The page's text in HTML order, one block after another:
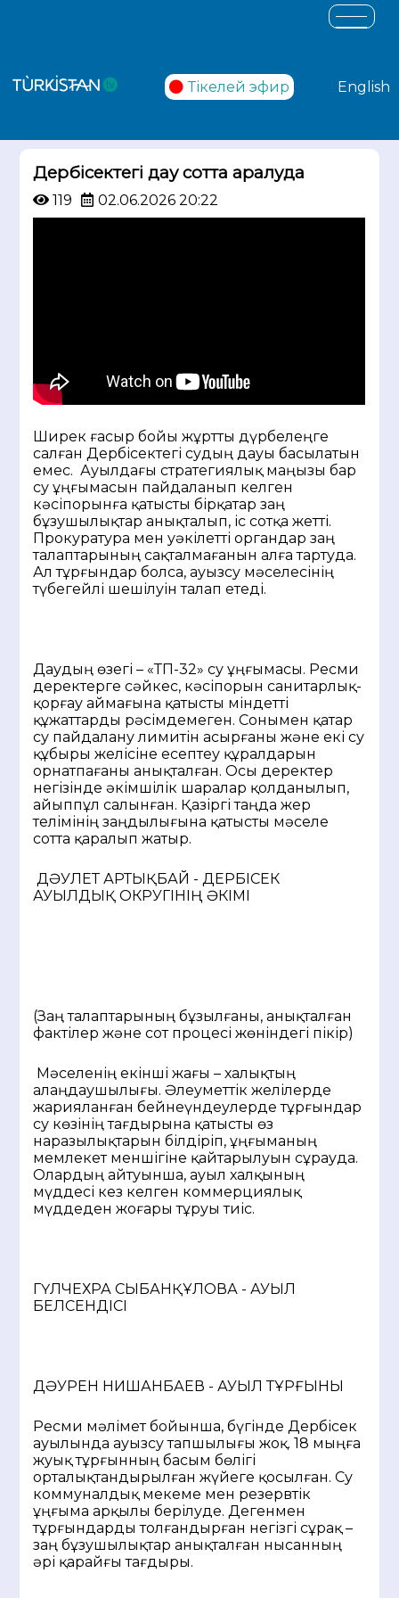
Тікелей эфир English
Дербісектегі дау сотта қаралуда
119 02.06.2026 20:22
Ширек ғасыр бойы жұртты дүрбелеңге
салған Дербісектегі судың дауы басылатын
емес. Ауылдағы стратегиялық маңызы бар
су ұңғымасын пайдаланып келген
кәсіпорынға қатысты бірқатар заң
бұзушылықтар анықталып, іс сотқа жетті.
Прокуратура мен уәкілетті органдар заң
талаптарының сақталмағанын алға тартуда.
Ал тұрғындар болса, ауызсу мәселесінің
түбегейлі шешілуін талап етеді.
Даудың өзегі – «ТП-32» су ұңғымасы. Ресми
деректерге сәйкес, кәсіпорын санитарлық-
қорғау аймағына қатысты міндетті
құжаттарды рәсімдемеген. Сонымен қатар
су пайдалану лимитін асырғаны және екі су
құбыры желісіне есептеу құралдарын
орнатпағаны анықталған. Осы деректер
негізінде әкімшілік шаралар қолданылып,
айыппұл салынған. Қазіргі таңда жер
телімінің заңдылығына қатысты мәселе
сотта қаралып жатыр.
ДӘУЛЕТ АРТЫҚБАЙ - ДЕРБІСЕК
АУЫЛДЫҚ ОКРУГІНІҢ ӘКІМІ
(Заң талаптарының бұзылғаны, анықталған
фактілер және сот процесі жөніндегі пікір)
Мәселенің екінші жағы – халықтың
алаңдаушылығы. Әлеуметтік желілерде
жарияланған бейнеүндеулерде тұрғындар
су көзінің тағдырына қатысты өз
наразылықтарын білдіріп, ұңғыманың
мемлекет меншігіне қайтарылуын сұрауда.
Олардың айтуынша, ауыл халқының
мүддесі кез келген коммерциялық
мүддеден жоғары тұруы тиіс.
ГҮЛЧЕХРА СЫБАНҚҰЛОВА - АУЫЛ
БЕЛСЕНДІСІ
ДӘУРЕН НИШАНБАЕВ - АУЫЛ ТҰРҒЫНЫ
Ресми мәлімет бойынша, бүгінде Дербісек
ауылында ауызсу тапшылығы жоқ. 18 мыңға
жуық тұрғынның басым бөлігі
орталықтандырылған жүйеге қосылған. Су
коммуналдық мекеме мен резервтік
ұңғыма арқылы берілуде. Дегенмен
тұрғындарды толғандырған негізгі сұрақ –
заң бұзушылықтар анықталған нысанның
әрі қарайғы тағдыры.